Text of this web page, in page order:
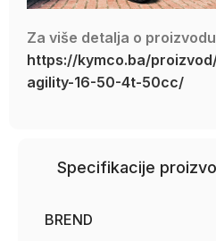
Za više detalja o
https://kymco.ba/
agility-16-50-4t-50cc/
Specifikacije
BREND